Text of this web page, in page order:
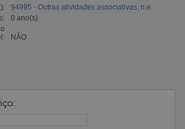
94995 - Outras atividades associativas, n.e.
0 ano(s)
NÃO